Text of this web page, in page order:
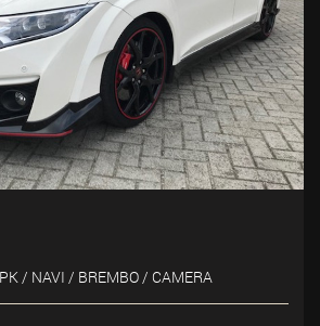
/ NAVI / BREMBO / CAMERA